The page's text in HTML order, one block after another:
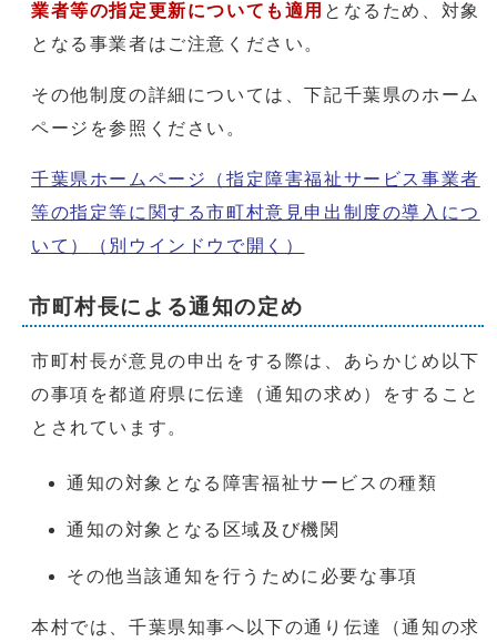
業者等の指定更新についても適用 となるため、対象
となる事業者はご注意ください。
その他制度の詳細については、下記千葉県のホーム
ページを参照ください。
千葉県ホームページ（指定障害福祉サービス事業者
等の指定等に関する市町村意見申出制度の導入につ
いて）
（別ウインドウで開く）
市町村長による通知の定め
市町村長が意見の申出をする際は、あらかじめ以下
の事項を都道府県に伝達（通知の求め）をすること
とされています。
通知の対象となる障害福祉サービスの種類
通知の対象となる区域及び機関
その他当該通知を行うために必要な事項
本村では、千葉県知事へ以下の通り伝達（通知の求